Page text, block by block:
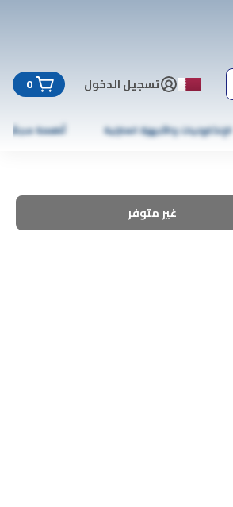
تسجيل الدخول 0
الإلكترونيات والأجهزة المنزلية أطعمة مجمّدة
غير متوفر